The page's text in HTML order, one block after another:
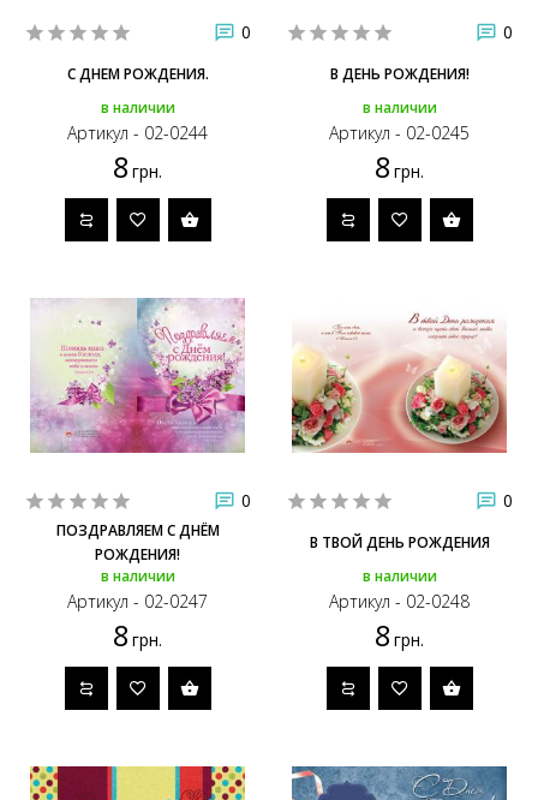
0
С ДНЕМ РОЖДЕНИЯ.
в наличии
Артикул - 02-0244
8 грн.
0
В ДЕНЬ РОЖДЕНИЯ!
в наличии
Артикул - 02-0245
8 грн.
0
ПОЗДРАВЛЯЕМ С ДНЁМ
РОЖДЕНИЯ!
в наличии
Артикул - 02-0247
8 грн.
0
В ТВОЙ ДЕНЬ РОЖДЕНИЯ
в наличии
Артикул - 02-0248
8 грн.